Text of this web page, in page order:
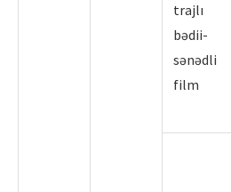
trajlı
bədii-
sənədli
film